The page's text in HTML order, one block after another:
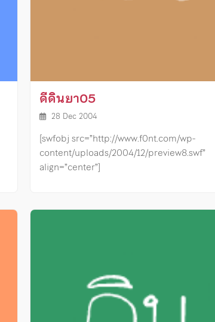
ดีดินยา05
28 Dec 2004
[swfobj src=”http://www.f0nt.com/wp-
content/uploads/2004/12/preview8.swf”
align=”center”]